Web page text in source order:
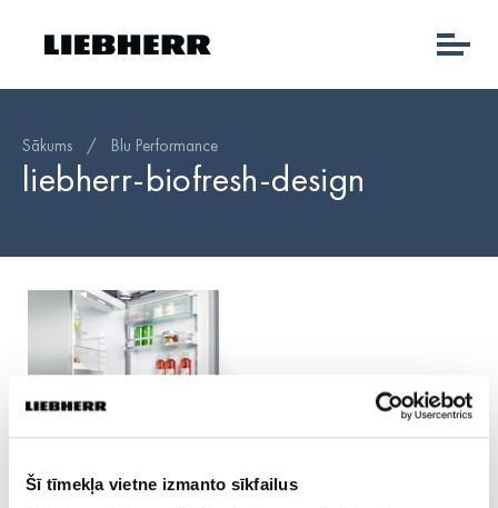
Šī tīmekļa vietne izmanto sīkfailus
Sākums / Blu Performance
liebherr-biofresh-design